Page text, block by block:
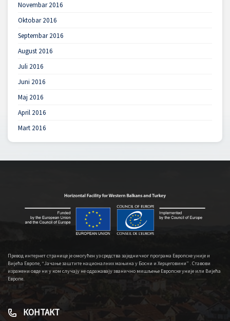
Novembar 2016
Oktobar 2016
Septembar 2016
August 2016
Juli 2016
Juni 2016
Maj 2016
April 2016
Mart 2016
Превод интернет странице је омогућен уз средства заједничког програма Европске уније и
Вијећа Европе, “Јачање заштите националних мањина у Босни и Херцеговини” . Ставови
изражени овде ни у ком случају не одражавају званично мишљење Европске уније или Вијећа
Европе.
КОНТАКТ